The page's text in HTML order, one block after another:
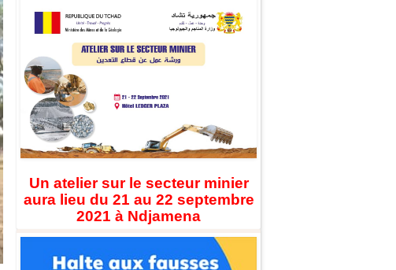
Un atelier sur le secteur minier
aura lieu du 21 au 22 septembre
2021 à Ndjamena